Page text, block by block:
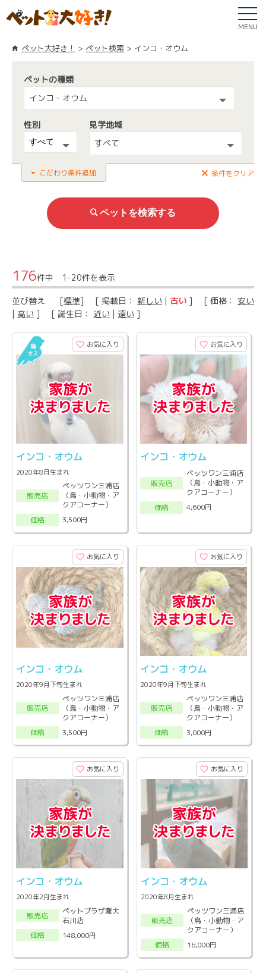
MENU
ペット大好き！ ペット検索 インコ・オウム
ペットの種類
インコ・オウム
性別
見学地域
すべて
こだわり条件追加 条件をクリア
176件中 1-20件を表示
並び替え [標準] [ 掲載日： 新しい | 古い ] [ 価格： 安い
| 高い ] [ 誕生日： 近い | 遠い ]
お気に入り
インコ・オウム
2020年8月生まれ
販売店
ペッツワン三浦店
（鳥・小動物・ア
クアコーナー）
価格
3,500円
お気に入り
インコ・オウム
販売店
ペッツワン三浦店
（鳥・小動物・ア
クアコーナー）
価格
4,600円
お気に入り
インコ・オウム
2020年9月下旬生まれ
販売店
ペッツワン三浦店
（鳥・小動物・ア
クアコーナー）
価格
3,500円
お気に入り
インコ・オウム
2020年9月下旬生まれ
販売店
ペッツワン三浦店
（鳥・小動物・ア
クアコーナー）
価格
3,000円
お気に入り
インコ・オウム
2020年2月生まれ
販売店
ペットプラザ灘大
石川店
価格
148,000円
お気に入り
インコ・オウム
2020年8月生まれ
販売店
ペッツワン三浦店
（鳥・小動物・ア
クアコーナー）
価格
16,000円